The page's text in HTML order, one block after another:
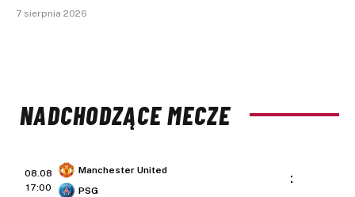
7 sierpnia 2026
NADCHODZĄCE MECZE
08.08
17:00
Manchester United
PSG
: